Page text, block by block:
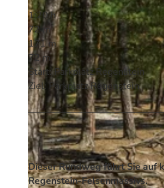
1:20 h
72 m
171 m
72 m
Start: Parkplatz Regenstein
Ziel: Parkplatz Regenstein
Dieser Rundweg führt Sie auf
Regenstein-Felsenmassivs.